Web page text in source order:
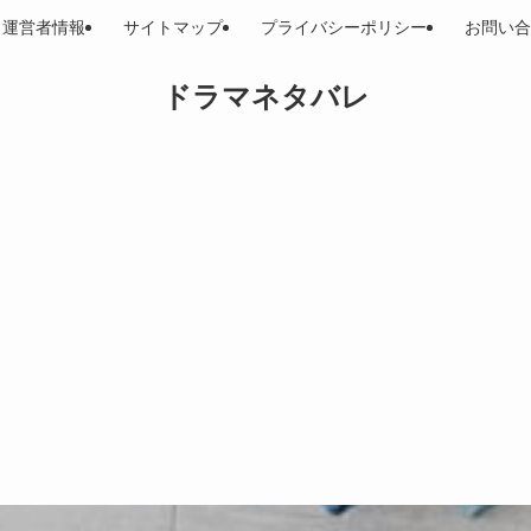
ドラマネタバレ
運営者情報 サイトマップ プライバシーポリシー お問い